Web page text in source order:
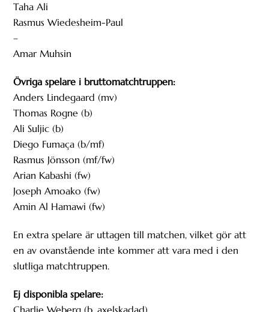
Taha Ali
Rasmus Wiedesheim-Paul
–
Amar Muhsin
Övriga spelare i bruttomatchtruppen:
Anders Lindegaard (mv)
Thomas Rogne (b)
Ali Suljic (b)
Diego Fumaça (b/mf)
Rasmus Jönsson (mf/fw)
Arian Kabashi (fw)
Joseph Amoako (fw)
Amin Al Hamawi (fw)
En extra spelare är uttagen till matchen, vilket gör att
en av ovanstående inte kommer att vara med i den
slutliga matchtruppen.
Ej disponibla spelare:
Charlie Weberg (b, axelskadad)